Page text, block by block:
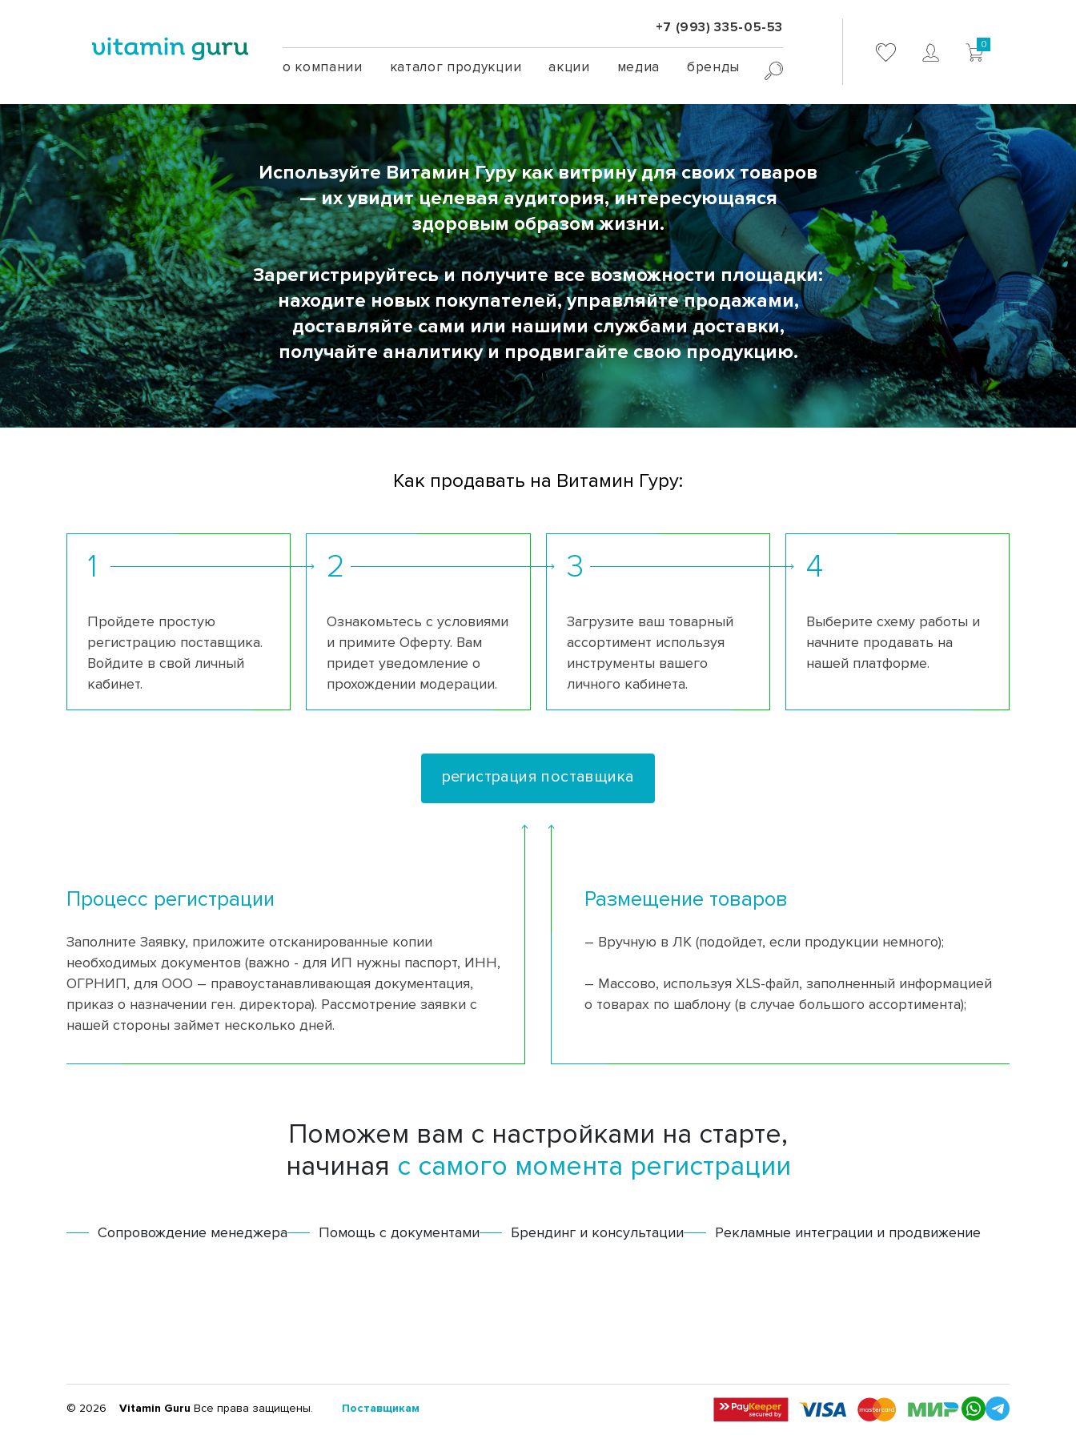
+7 (993) 335-05-53
о компании каталог продукции акции медиа бренды
0
Используйте Витамин Гуру как витрину для своих товаров
— их увидит целевая аудитория, интересующаяся
здоровым образом жизни.
Зарегистрируйтесь и получите все возможности площадки:
находите новых покупателей, управляйте продажами,
доставляйте сами или нашими службами доставки,
получайте аналитику и продвигайте свою продукцию.
Как продавать на Витамин Гуру:
1
Пройдете простую
регистрацию поставщика.
Войдите в свой личный
кабинет.
2
Ознакомьтесь с условиями
и примите Оферту. Вам
придет уведомление о
прохождении модерации.
3
Загрузите ваш товарный
ассортимент используя
инструменты вашего
личного кабинета.
4
Выберите схему работы и
начните продавать на
нашей платформе.
регистрация поставщика
Процесс регистрации
Заполните Заявку, приложите отсканированные копии
необходимых документов (важно - для ИП нужны паспорт, ИНН,
ОГРНИП, для ООО – правоустанавливающая документация,
приказ о назначении ген. директора). Рассмотрение заявки с
нашей стороны займет несколько дней.
Размещение товаров
– Вручную в ЛК (подойдет, если продукции немного);
– Массово, используя XLS-файл, заполненный информацией
о товарах по шаблону (в случае большого ассортимента);
Поможем вам с настройками на старте,
начиная с самого момента регистрации
Сопровождение менеджера Помощь с документами Брендинг и консультации Рекламные интеграции и продвижение
© 2026 Vitamin Guru Все права защищены. Поставщикам